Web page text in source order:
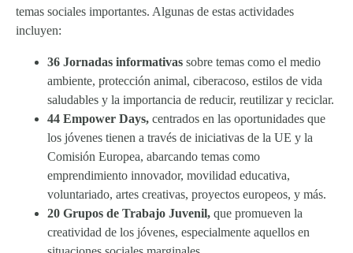
temas sociales importantes. Algunas de estas actividades
incluyen:
36 Jornadas informativas sobre temas como el medio
ambiente, protección animal, ciberacoso, estilos de vida
saludables y la importancia de reducir, reutilizar y reciclar.
44 Empower Days, centrados en las oportunidades que
los jóvenes tienen a través de iniciativas de la UE y la
Comisión Europea, abarcando temas como
emprendimiento innovador, movilidad educativa,
voluntariado, artes creativas, proyectos europeos, y más.
20 Grupos de Trabajo Juvenil, que promueven la
creatividad de los jóvenes, especialmente aquellos en